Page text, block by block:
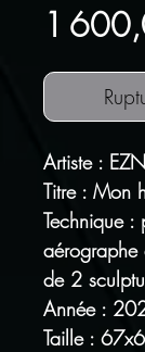
1
Artiste :
Titre : Mon
Technique :
de 2
Année :
Taille :